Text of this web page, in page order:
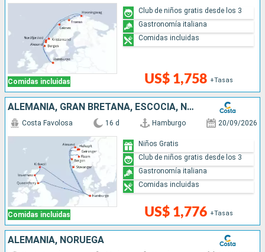
Comidas incluidas US$ 1,758 +Tasas
Club de niños gratis desde los 3
Gastronomía italiana
Comidas incluidas
ALEMANIA, GRAN BRETAÑA, ESCOCIA, NORUEGA
Comidas incluidas
Costa Favolosa 16 d Hamburgo 20/09/2026
US$ 1,776 +Tasas
Niños Gratis
Club de niños gratis desde los 3
Gastronomía italiana
Comidas incluidas
ALEMANIA, NORUEGA